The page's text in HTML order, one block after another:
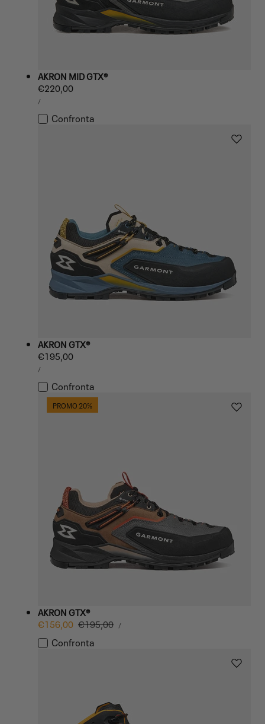
AKRON MID GTX®
Prezzo
normale
€220,00
PREZZO
UNITARIO
/PER
Confronta
AKRON GTX®
Prezzo
normale
€195,00
PREZZO
UNITARIO
/PER
Confronta
PROMO 20%
AKRON GTX®
Prezzo
di
vendita
€156,00 Prezzo
€195,00 UNITARIO
/PER
Confronta